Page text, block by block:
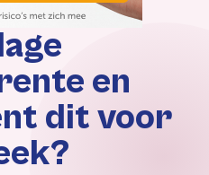
en
dit voor